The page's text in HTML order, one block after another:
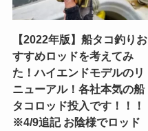
【2022年版】船タコ釣りお
すすめロッドを考えてみ
た！ハイエンドモデルのリ
ニューアル！各社本気の船
タコロッド投入です！！！
※4/9追記 お陰様でロッド